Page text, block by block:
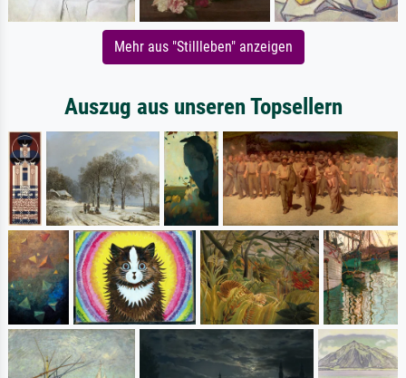
Mehr aus "Stillleben" anzeigen
Auszug aus unseren Topsellern